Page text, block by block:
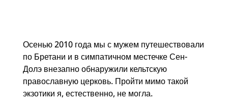
Осенью 2010 года мы с мужем путешествовали
по Бретани и в симпатичном местечкеСен-
Долэ внезапно обнаружили кельтскую
православную церковь. Пройти мимо такой
экзотики я, естественно, не могла.